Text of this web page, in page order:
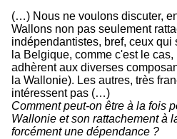
(…) Nous ne voulons discuter,
Wallons non pas seulement
indépendantistes, bref, ceux qui
la Belgique, comme c'est le
adhèrent aux diverses
la Wallonie). Les autres, très
intéressent pas (…)
Comment peut-on être à la fois
Wallonie et son rattachement à
forcément une dépendance ?